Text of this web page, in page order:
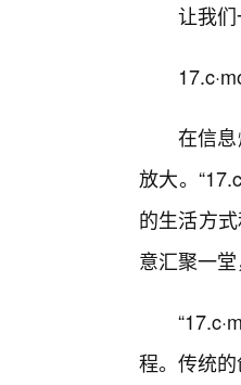
让我
在信
放大。
的生活方
意汇聚一
程。传统